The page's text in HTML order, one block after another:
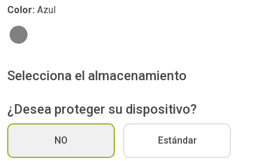
Color: Azul
Selecciona el almacenamiento
¿Desea proteger su dispositivo?
NO Estándar